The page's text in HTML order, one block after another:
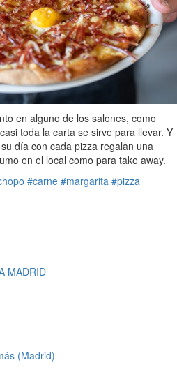
en alguno de los salones, como
toda la carta se sirve para llevar. Y
día con cada pizza regalan una
en el local como para take away.
#carne #margarita #pizza
MADRID
(Madrid)